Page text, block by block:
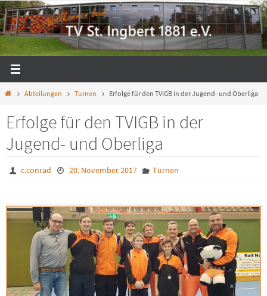
Zum
Inhalt
springen
StartAbteilungen Turnen Erfolge für den TVIGB in der Jugend- und Oberliga
Erfolge für den TVIGB in der
Jugend- und Oberliga
c.conrad 20. November 2017 Turnen